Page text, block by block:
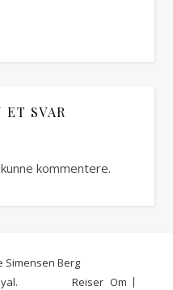
ET SVAR
kommentere.
Simensen Berg
Reiser Om
.